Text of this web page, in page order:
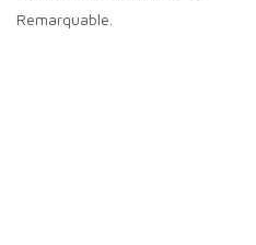
Remarquable.